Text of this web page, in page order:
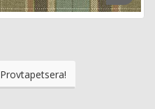
Provtapetsera!